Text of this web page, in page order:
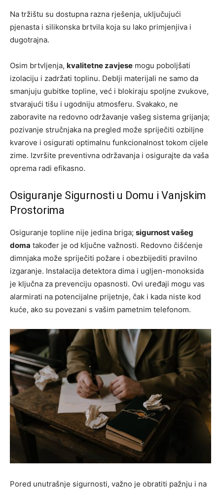
Na tržištu su dostupna razna rješenja, uključujući
pjenasta i silikonska brtvila koja su lako primjenjiva i
dugotrajna.
Osim brtvljenja, kvalitetne zavjese mogu poboljšati
izolaciju i zadržati toplinu. Deblji materijali ne samo da
smanjuju gubitke topline, već i blokiraju spoljne zvukove,
stvarajući tišu i ugodniju atmosferu. Svakako, ne
zaboravite na redovno održavanje vašeg sistema grijanja;
pozivanje stručnjaka na pregled može spriječiti ozbiljne
kvarove i osigurati optimalnu funkcionalnost tokom cijele
zime. Izvršite preventivna održavanja i osigurajte da vaša
oprema radi efikasno.
Osiguranje Sigurnosti u Domu i Vanjskim
Prostorima
Osiguranje topline nije jedina briga; sigurnost vašeg
doma također je od ključne važnosti. Redovno čišćenje
dimnjaka može spriječiti požare i obezbijediti pravilno
izgaranje. Instalacija detektora dima i ugljen-monoksida
je ključna za prevenciju opasnosti. Ovi uređaji mogu vas
alarmirati na potencijalne prijetnje, čak i kada niste kod
kuće, ako su povezani s vašim pametnim telefonom.
Pored unutrašnje sigurnosti, važno je obratiti pažnju i na